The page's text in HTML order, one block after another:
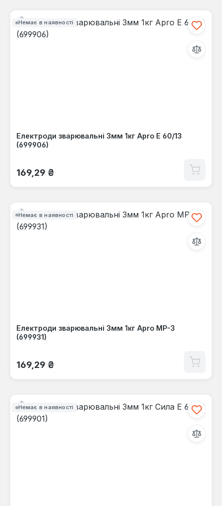
Немає в наявності
Електроди зварювальні 3мм 1кг Apro Е 60/13
(699906)
Звичайна ціна:
169,29 ₴
Немає в наявності
Електроди зварювальні 3мм 1кг Apro МР-3
(699931)
Звичайна ціна:
169,29 ₴
Немає в наявності